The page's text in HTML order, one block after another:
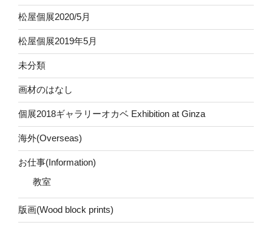
松屋個展2020/5月
松屋個展2019年5月
未分類
画材のはなし
個展2018ギャラリーオカベ Exhibition at Ginza
海外(Overseas)
お仕事(Information)
教室
版画(Wood block prints)